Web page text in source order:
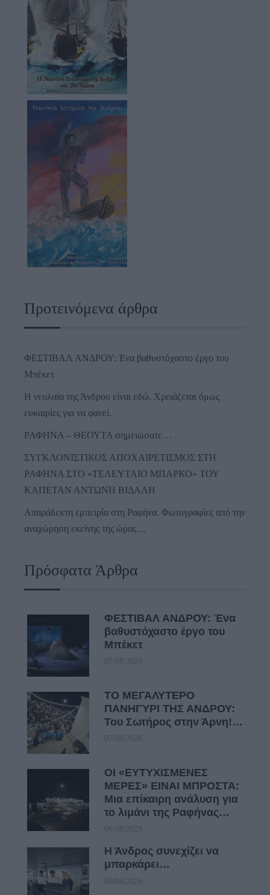
Προτεινόμενα άρθρα
ΦΕΣΤΙΒΑΛ ΑΝΔΡΟΥ: Ένα βαθυστόχαστο έργο του
Μπέκετ
Η νεολαία της Άνδρου είναι εδώ. Χρειάζεται όμως
ευκαιρίες για να φανεί.
ΡΑΦΗΝΑ – ΘΕΟΥΤΑ σημειώσατε…
ΣΥΓΚΛΟΝΙΣΤΙΚΟΣ ΑΠΟΧΑΙΡΕΤΙΣΜΟΣ ΣΤΗ
ΡΑΦΗΝΑ ΣΤΟ «ΤΕΛΕΥΤΑΙΟ ΜΠΑΡΚΟ» ΤΟΥ
ΚΑΠΕΤΑΝ ΑΝΤΩΝΗ ΒΙΔΑΛΗ
Απαράδεκτη εμπειρία στη Ραφήνα. Φωτογραφίες από την
αναχώρηση εκείνης της ώρας…
Πρόσφατα Άρθρα
ΦΕΣΤΙΒΑΛ ΑΝΔΡΟΥ: Ένα
βαθυστόχαστο έργο του
Μπέκετ
07/08/2026
ΤΟ ΜΕΓΑΛΥΤΕΡΟ
ΠΑΝΗΓΥΡΙ ΤΗΣ ΑΝΔΡΟΥ:
Του Σωτήρος στην Άρνη!…
07/08/2026
ΟΙ «ΕΥΤΥΧΙΣΜΕΝΕΣ
ΜΕΡΕΣ» ΕΙΝΑΙ ΜΠΡΟΣΤΑ:
Μια επίκαιρη ανάλυση για
το λιμάνι της Ραφήνας…
06/08/2026
Η Άνδρος συνεχίζει να
μπαρκάρει…
06/08/2026